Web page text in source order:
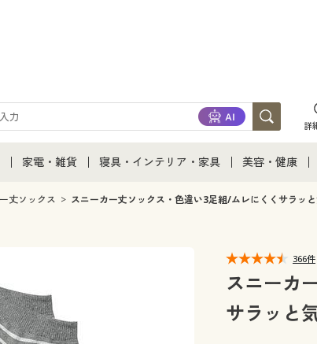
詳
販すべて
着
家電・雑貨
家電・雑貨すべて
寝具・インテリア・家具
寝具・インテリア・家具通販すべて
カーテン・ラグ・ファブリック
美容・健康
美容・健康通
丈ソックス スニーカー丈ソックス・色違い3足組/ムレにくくサラッ
366件
スニーカ
サラッと